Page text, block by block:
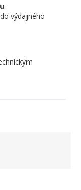
výdajného